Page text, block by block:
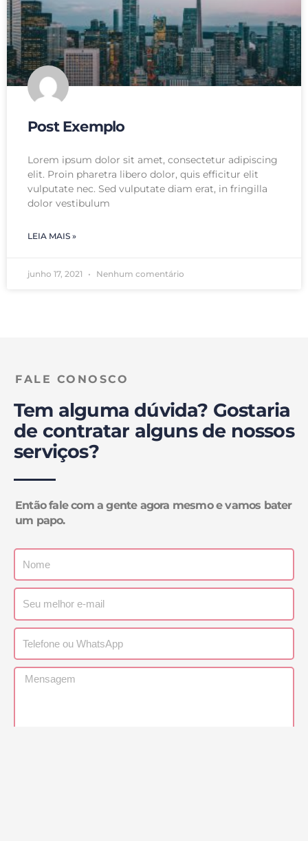
Post Exemplo
Lorem ipsum dolor sit amet, consectetur adipiscing
elit. Proin pharetra libero dolor, quis efficitur elit
vulputate nec. Sed vulputate diam erat, in fringilla
dolor vestibulum
LEIA MAIS »
junho 17, 2021 Nenhum comentário
FALE CONOSCO
Tem alguma dúvida? Gostaria
de contratar alguns de nossos
serviços?
Então fale com a gente agora mesmo e vamos bater
um papo.
Nome
Telefone
Mensagem